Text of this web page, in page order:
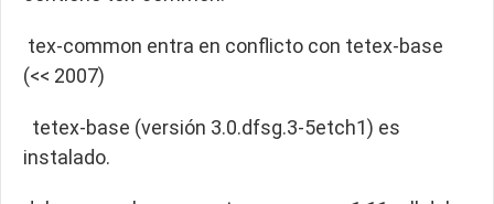
tex-common entra en conflicto con tetex-base
(<< 2007)
tetex-base (versión 3.0.dfsg.3-5etch1) es
instalado.